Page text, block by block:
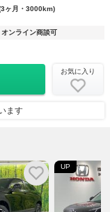
ヶ月・3000km)
オンライン商談可
お気に入り
ます
UP